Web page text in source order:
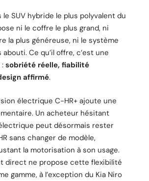
le SUV hybride le plus polyvalent du
ni le coffre le plus grand, ni
la plus généreuse, ni le système
Ce qu’il offre, c’est une
sobriété réelle, fiabilité
affirmé.
électrique C-HR+ ajoute une
Un acheteur hésitant
peut désormais rester
sans changer de modèle,
la motorisation à son usage.
direct ne propose cette flexibilité
gamme, à l’exception du Kia Niro